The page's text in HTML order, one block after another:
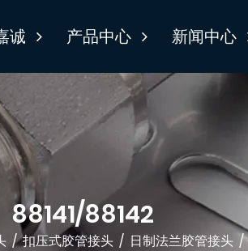
诚 产品中心 新闻中心
88141/88142
/扣压式胶管接头 / 日制法兰胶管接头 /